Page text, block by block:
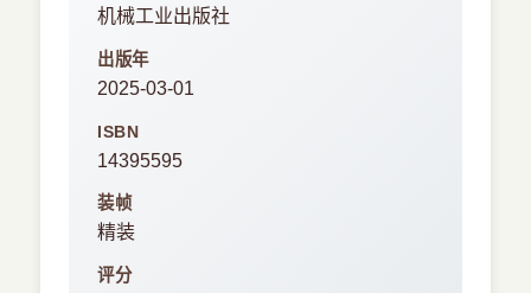
机械工业出版社
出版年
2025-03-01
ISBN
14395595
装帧
精装
评分